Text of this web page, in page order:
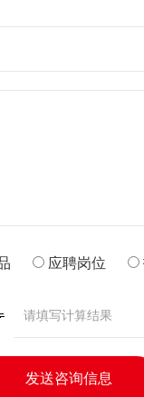
应聘岗位